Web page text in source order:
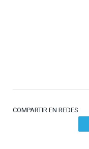
COMPARTIR EN REDES